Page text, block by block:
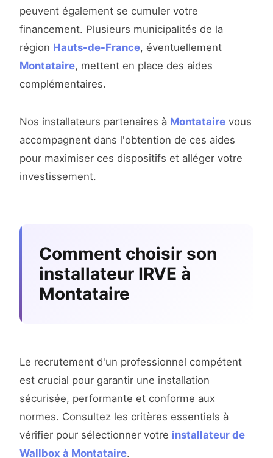
peuvent également se cumuler votre
financement. Plusieurs municipalités de la
région Hauts-de-France, éventuellement
Montataire, mettent en place des aides
complémentaires.
Nos installateurs partenaires à Montataire vous
accompagnent dans l'obtention de ces aides
pour maximiser ces dispositifs et alléger votre
investissement.
Comment choisir son
installateur IRVE à
Montataire
Le recrutement d'un professionnel compétent
est crucial pour garantir une installation
sécurisée, performante et conforme aux
normes. Consultez les critères essentiels à
vérifier pour sélectionner votre installateur de
Wallbox à Montataire.